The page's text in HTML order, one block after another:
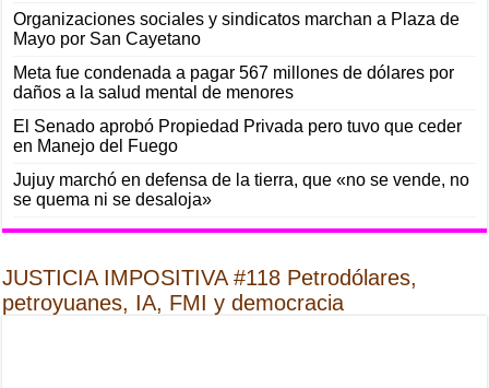
Organizaciones sociales y sindicatos marchan a Plaza de
Mayo por San Cayetano
Meta fue condenada a pagar 567 millones de dólares por
daños a la salud mental de menores
El Senado aprobó Propiedad Privada pero tuvo que ceder
en Manejo del Fuego
Jujuy marchó en defensa de la tierra, que «no se vende, no
se quema ni se desaloja»
JUSTICIA IMPOSITIVA #118 Petrodólares,
petroyuanes, IA, FMI y democracia